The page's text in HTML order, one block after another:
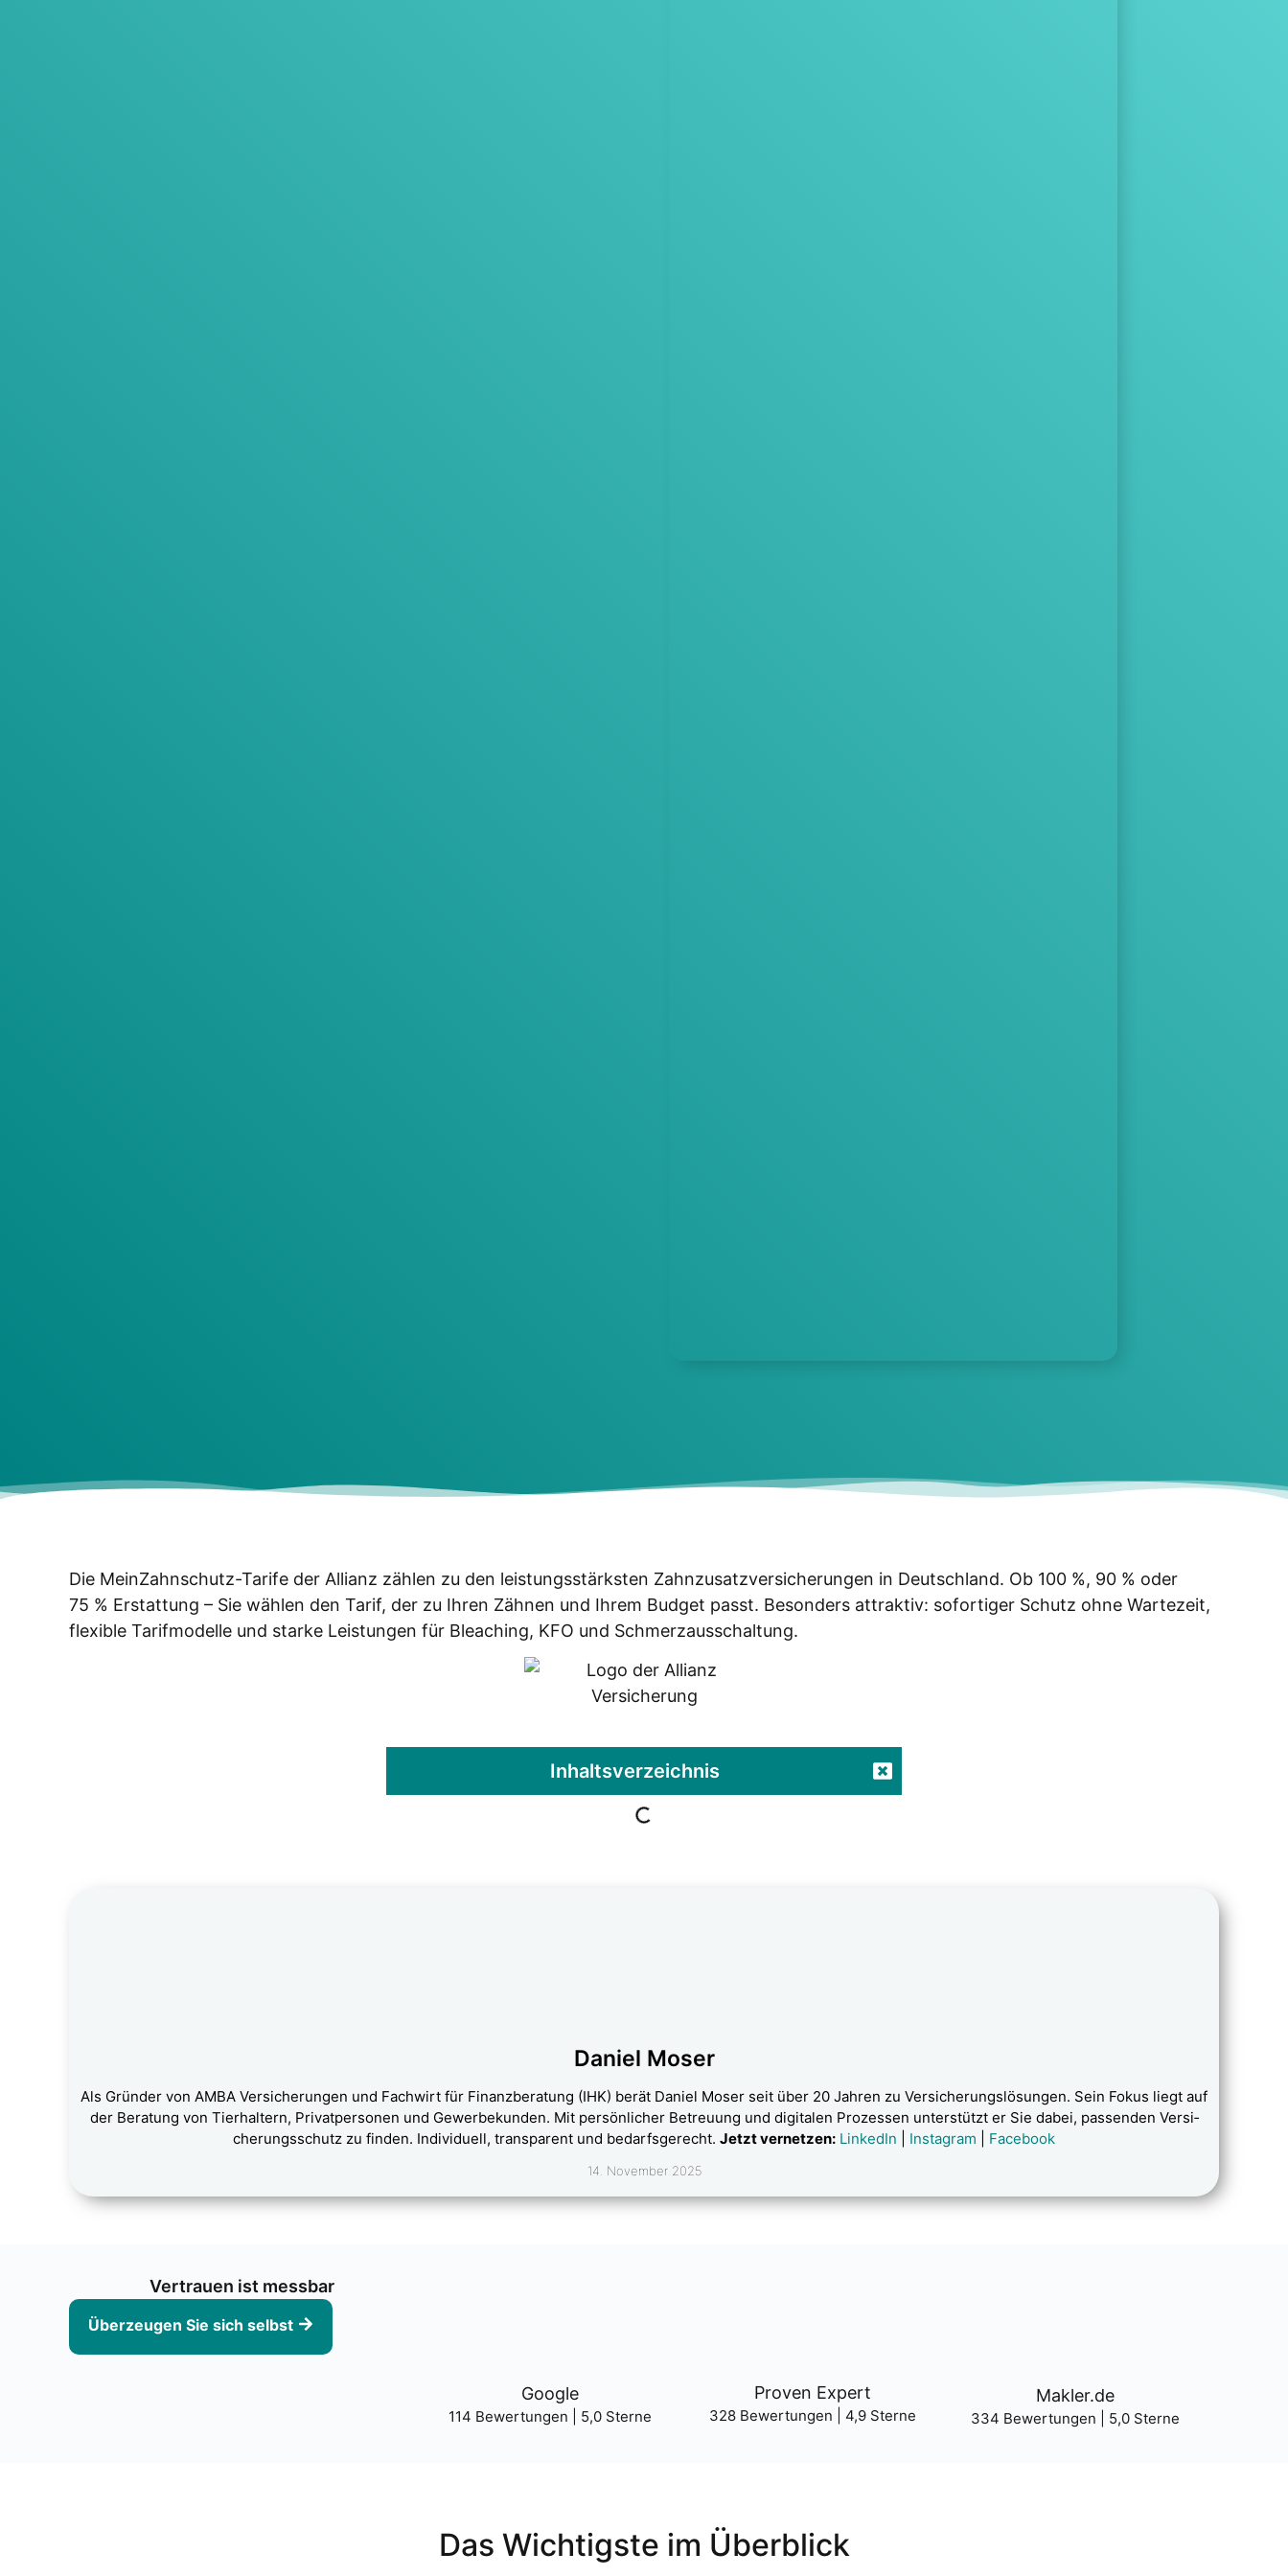
Die Mein­Zahn­schutz-Tari­fe der Alli­anz zäh­len zu den leis­tungs­stärks­ten Zahn­zu­satz­ver­si­che­run­gen in Deutsch­land. Ob 100 %, 90 % oder
75 % Erstat­tung – Sie wäh­len den Tarif, der zu Ihren Zäh­nen und Ihrem Bud­get passt. Beson­ders attrak­tiv: sofor­ti­ger Schutz ohne War­te­zeit,
fle­xi­ble Tarif­mo­del­le und star­ke Leis­tun­gen für Blea­ching, KFO und Schmerz­aus­schal­tung.
Inhalts­ver­zeich­nis
Dani­el Moser
Als Grün­der von AMBA Ver­si­che­run­gen und Fach­wirt für Finanz­be­ra­tung (IHK) berät Dani­el Moser seit über 20 Jah­ren zu Ver­si­che­rungs­lö­sun­gen. Sein Fokus liegt auf
der Bera­tung von Tier­hal­tern, Pri­vat­per­so­nen und Gewer­be­kun­den. Mit per­sön­li­cher Betreu­ung und digi­ta­len Pro­zes­sen unter­stützt er Sie dabei, pas­sen­den Ver­si­
che­rungs­schutz zu fin­den. Indi­vi­du­ell, trans­pa­rent und bedarfs­ge­recht. Jetzt ver­net­zen: Lin­ke­dIn Insta­gram Face­book
14. Novem­ber 2025
Ver­trau­en ist mess­bar
Über­zeu­gen Sie sich selbst
Goog­le
114 Bewer­tun­gen | 5,0 Ster­ne
Pro­ven Expert
328 Bewer­tun­gen | 4,9 Ster­ne
Makler.de
334 Bewer­tun­gen | 5,0 Ster­ne
Das Wich­tigs­te im Über­blick